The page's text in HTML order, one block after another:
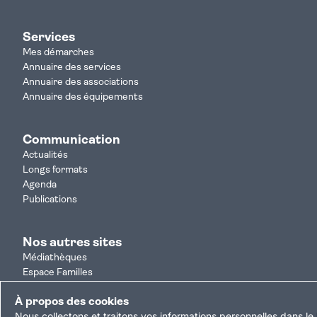
À propos des cookies
Services
Mes démarches
Annuaire des services
Annuaire des associations
Annuaire des équipements
Communication
Actualités
Longs formats
Agenda
Publications
Nos autres sites
Médiathèques
Espace Familles
Autorisation d'urbanisme